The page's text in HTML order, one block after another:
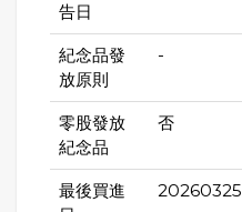
告日
紀念品發
放原則
-
零股發放
紀念品
否
最後買進
20260325